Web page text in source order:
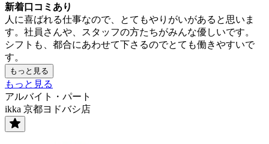
新着口コミあり
人に喜ばれる仕事なので、とてもやりがいがあると思いま
す。社員さんや、スタッフの方たちがみんな優しいです。
シフトも、都合にあわせて下さるのでとても働きやすいで
す。
もっと見る
もっと見る
アルバイト・パート
ikka 京都ヨドバシ店